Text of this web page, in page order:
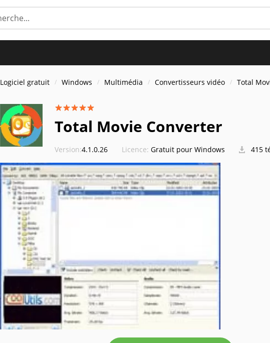
Logiciel gratuit Windows Multimédia Convertisseurs vidéo Total
Total Movie Converter
Version:4.1.0.26 Licence: Gratuit pour Windows 415